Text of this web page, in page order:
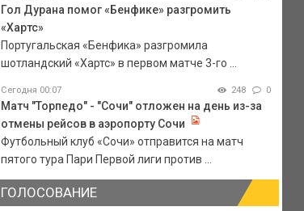
Гол Дурана помог «Бенфике» разгромить
«Хартс»
Португальская «Бенфика» разгромила
шотландский «Хартс» в первом матче 3-го ...
Сегодня 00:07 248 0
Матч "Торпедо" - "Сочи" отложен на день из-за
отмены рейсов в аэропорту Сочи
Футбольный клуб «Сочи» отправится на матч
пятого тура Пари Первой лиги против ...
ГОЛОСОВАНИЕ